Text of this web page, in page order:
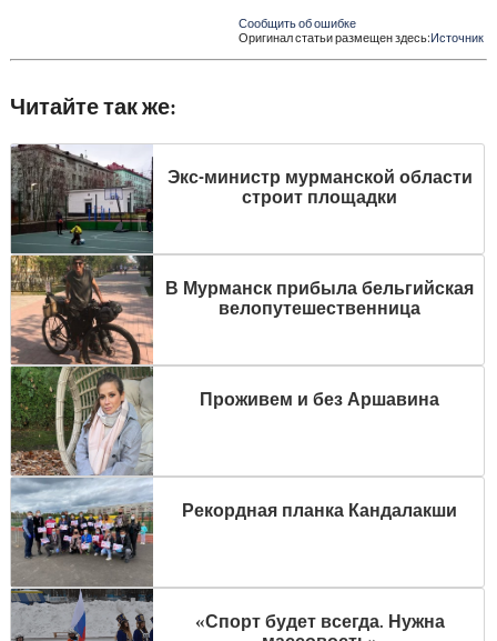
Сообщить об ошибке
Оригинал статьи размещен здесь:Источник
Читайте так же:
Экс-министр мурманской области
строит площадки
В Мурманск прибыла бельгийская
велопутешественница
Проживем и без Аршавина
Рекордная планка Кандалакши
«Спорт будет всегда. Нужна